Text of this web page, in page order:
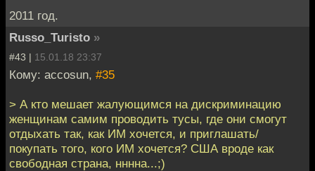
2011 год.
Russo_Turisto »
#43 | 15.01.18 23:37
Кому: accosun, #35
> А кто мешает жалующимся на дискриминацию
женщинам самим проводить тусы, где они смогут
отдыхать так, как ИМ хочется, и приглашать/
покупать того, кого ИМ хочется? США вроде как
свободная страна, нннна...;)